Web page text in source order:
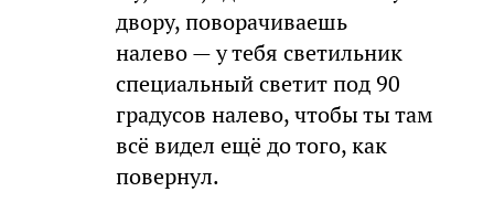
двору, поворачиваешь
налево — у тебя светильник
специальный светит под 90
градусов налево, чтобы ты там
всё видел ещё до того, как
повернул.